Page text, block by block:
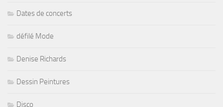
Dates de concerts
défilé Mode
Denise Richards
Dessin Peintures
Disco